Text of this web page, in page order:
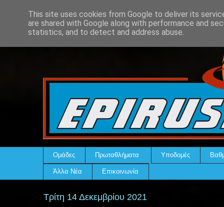
Ομάδες Πρωταθλήματα Υποδομές
Άλλα Νέα Επικοινωνία
Τρίτη 14 Δεκεμβρίου 2021
This site uses cookies from Google to deliver its
are shared with Google along with performance and
statistics, and to detect and address abuse.